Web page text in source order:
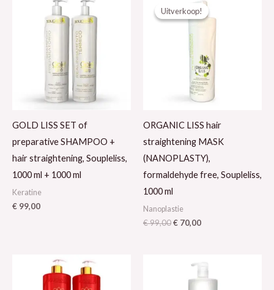
GOLD LISS SET of
preparative SHAMPOO +
hair straightening, Soupleliss,
1000 ml + 1000 ml
Keratine
€ 99,00
Uitverkoop!
Uitverkoop!
ORGANIC LISS hair
straightening MASK
(NANOPLASTY),
formaldehyde free, Soupleliss,
1000 ml
Nanoplastie
€99,00
prijs
was:
€ 70,00
prijs
is: